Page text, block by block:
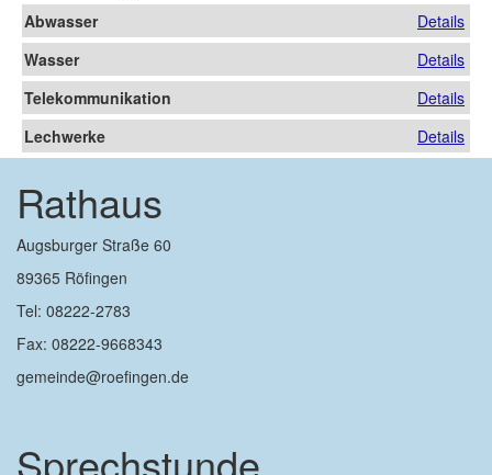
Abwasser
Details
Wasser
Details
Telekommunikation
Details
Lechwerke
Details
Rathaus
Augsburger Straße 60
89365 Röfingen
Tel: 08222-2783
Fax: 08222-9668343
gemeinde@roefingen.de
Sprechstunde